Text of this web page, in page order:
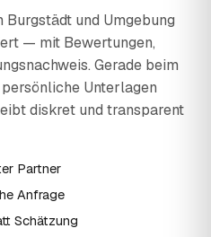
und Umgebung
— mit Bewertungen,
Gerade beim
Unterlagen
diskret und transparent
Partner
Anfrage
Schätzung